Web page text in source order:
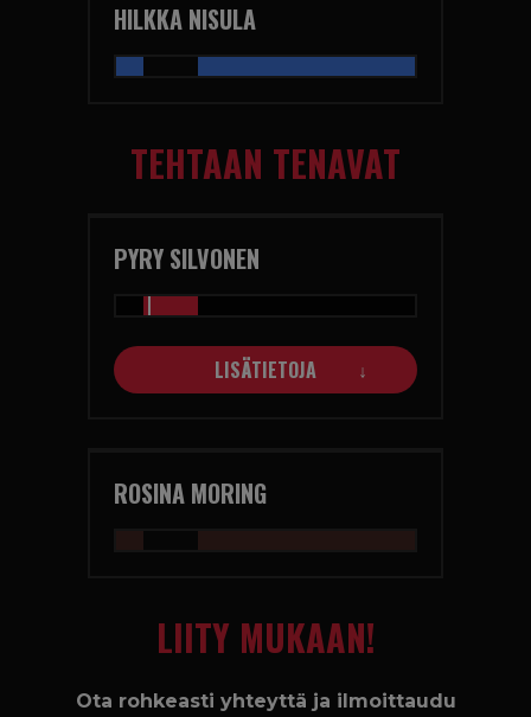
HILKKA NISULA
TEHTAAN TENAVAT
PYRY SILVONEN
LISÄTIETOJA
ROSINA MORING
LIITY MUKAAN!
Ota rohkeasti yhteyttä ja ilmoittaudu